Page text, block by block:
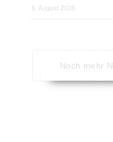
6. August 2026
Noch mehr